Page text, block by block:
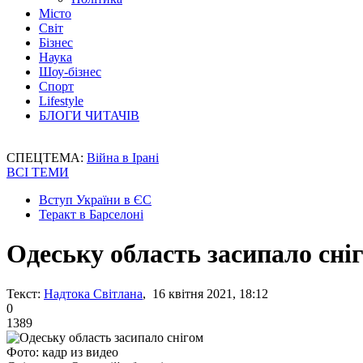
Місто
Світ
Бізнес
Наука
Шоу-бізнес
Спорт
Lifestyle
БЛОГИ ЧИТАЧІВ
СПЕЦТЕМА: Війна в Ірані
ВСІ ТЕМИ
Вступ України в ЄС
Теракт в Барселоні
Одеську область засипало
Текст: Надтока Світлана, 16 квітня 2021, 18:12
0
1389
Фото: кадр из видео